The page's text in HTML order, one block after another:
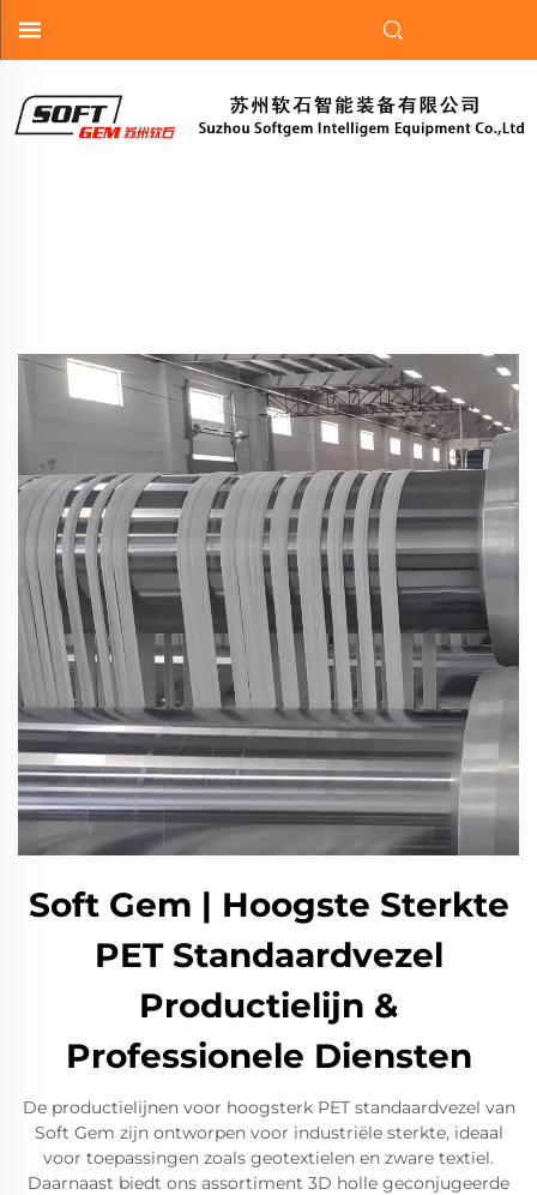
Soft Gem | Hoogste Sterkte
PET Standaardvezel
Productielijn &
Professionele Diensten
De productielijnen voor hoogsterk PET standaardvezel van
Soft Gem zijn ontworpen voor industriële sterkte, ideaal
voor toepassingen zoals geotextielen en zware textiel.
Daarnaast biedt ons assortiment 3D holle geconjugeerde